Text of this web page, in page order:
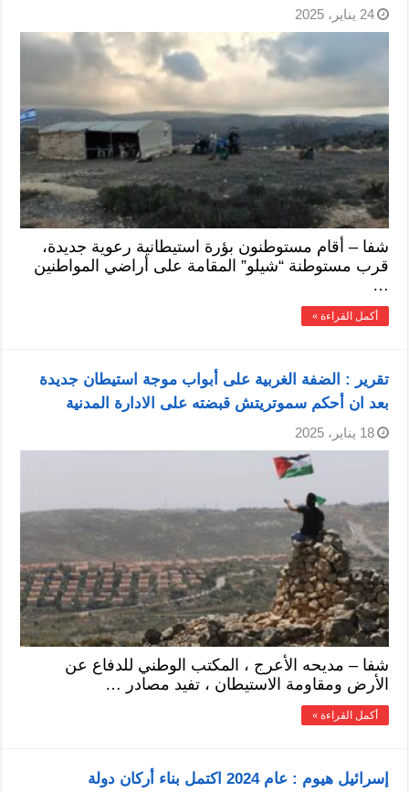
24 يناير، 2025
شفا – أقام مستوطنون بؤرة استيطانية رعوية جديدة،
قرب مستوطنة “شيلو” المقامة على أراضي المواطنين
…
أكمل القراءة »
تقرير : الضفة الغربية على أبواب موجة استيطان جديدة
بعد ان أحكم سموتريتش قبضته على الادارة المدنية
18 يناير، 2025
شفا – مديحه الأعرج ، المكتب الوطني للدفاع عن
الأرض ومقاومة الاستيطان ، تفيد مصادر …
أكمل القراءة »
إسرائيل هيوم : عام 2024 اكتمل بناء أركان دولة